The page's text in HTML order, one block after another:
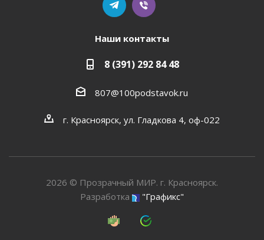
Наши контакты
8 (391) 292 84 48
807@100podstavok.ru
г. Красноярск, ул. Гладкова 4, оф-022
2026 © Прозрачный МИР. г. Красноярск.
Разработка
"Графикс"